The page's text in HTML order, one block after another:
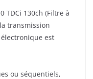
TDCi 130ch (Filtre à
transmission
est
ou séquentiels,